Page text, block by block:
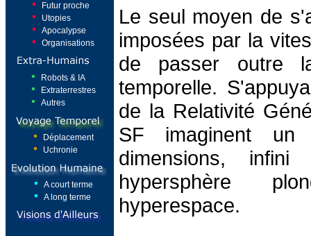
Futur proche
Utopies
Apocalypse
Organisations
Robots & IA
Extraterrestres
Autres
Déplacement
Uchronie
A court terme
A long terme
Le seul moyen de
imposées par la
de passer outre
temporelle.
de la Relativité
SF imaginent
dimensions,
hypersphère
hyperespace.